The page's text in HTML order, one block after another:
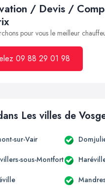
/ Devis /
pour vous le meilleur
09 88 29 01 98
Les villes de
sur-Vair
sous-Montfort